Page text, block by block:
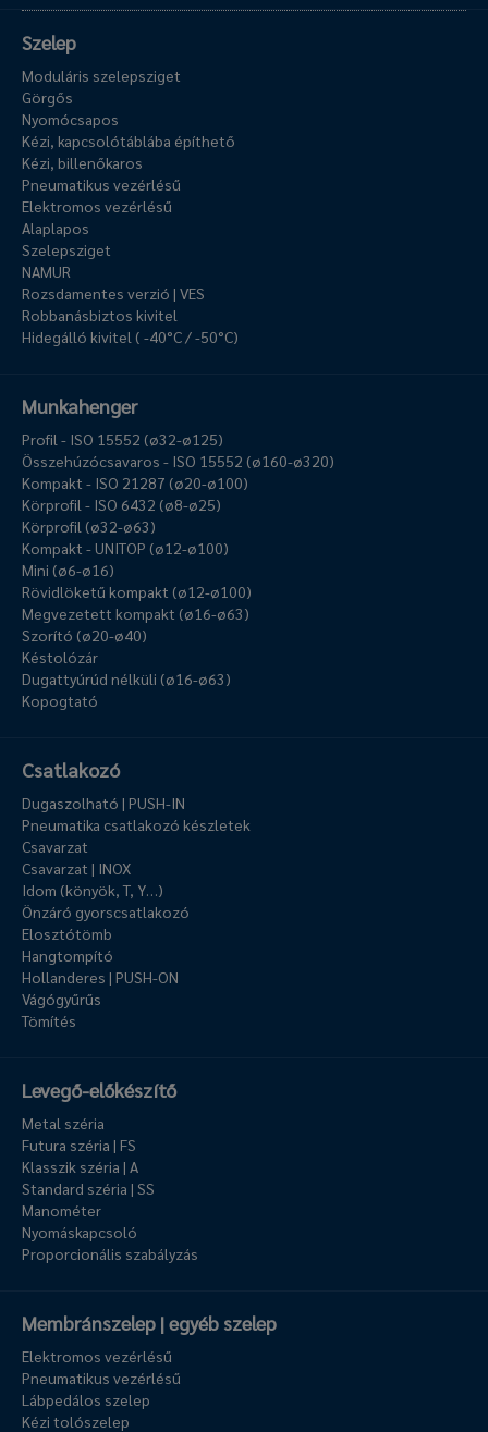
Szelep
Moduláris szelepsziget
Görgős
Nyomócsapos
Kézi, kapcsolótáblába építhető
Kézi, billenőkaros
Pneumatikus vezérlésű
Elektromos vezérlésű
Alaplapos
Szelepsziget
NAMUR
Rozsdamentes verzió | VES
Robbanásbiztos kivitel
Hidegálló kivitel ( -40°C / -50°C)
Munkahenger
Profil - ISO 15552 (ø32-ø125)
Összehúzócsavaros - ISO 15552 (ø160-ø320)
Kompakt - ISO 21287 (ø20-ø100)
Körprofil - ISO 6432 (ø8-ø25)
Körprofil (ø32-ø63)
Kompakt - UNITOP (ø12-ø100)
Mini (ø6-ø16)
Rövidlöketű kompakt (ø12-ø100)
Megvezetett kompakt (ø16-ø63)
Szorító (ø20-ø40)
Késtolózár
Dugattyúrúd nélküli (ø16-ø63)
Kopogtató
Csatlakozó
Dugaszolható | PUSH-IN
Pneumatika csatlakozó készletek
Csavarzat
Csavarzat | INOX
Idom (könyök, T, Y…)
Önzáró gyorscsatlakozó
Elosztótömb
Hangtompító
Hollanderes | PUSH-ON
Vágógyűrűs
Tömítés
Levegő-előkészítő
Metal széria
Futura széria | FS
Klasszik széria | A
Standard széria | SS
Manométer
Nyomáskapcsoló
Proporcionális szabályzás
Membránszelep | egyéb szelep
Elektromos vezérlésű
Pneumatikus vezérlésű
Lábpedálos szelep
Kézi tolószelep